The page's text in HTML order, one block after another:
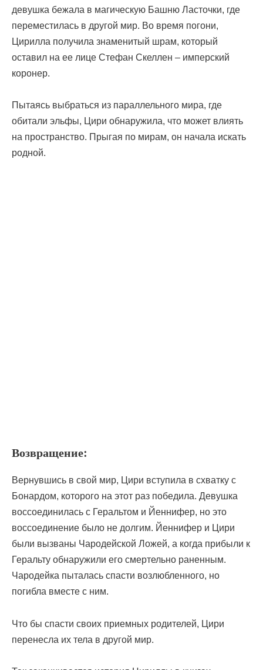
девушка бежала в магическую Башню Ласточки, где
переместилась в другой мир. Во время погони,
Цирилла получила знаменитый шрам, который
оставил на ее лице Стефан Скеллен – имперский
коронер.
Пытаясь выбраться из параллельного мира, где
обитали эльфы, Цири обнаружила, что может влиять
на пространство. Прыгая по мирам, он начала искать
родной.
Возвращение:
Вернувшись в свой мир, Цири вступила в схватку с
Бонардом, которого на этот раз победила. Девушка
воссоединилась с Геральтом и Йеннифер, но это
воссоединение было не долгим. Йеннифер и Цири
были вызваны Чародейской Ложей, а когда прибыли к
Геральту обнаружили его смертельно раненным.
Чародейка пыталась спасти возлюбленного, но
погибла вместе с ним.
Что бы спасти своих приемных родителей, Цири
перенесла их тела в другой мир.